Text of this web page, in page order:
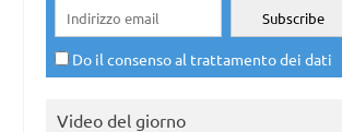
Do il consenso al trattamento dei dati
Video del giorno